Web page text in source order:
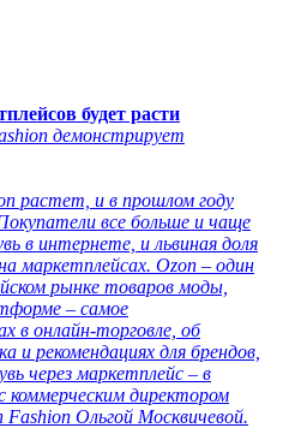
будет расти
демонстрирует
растет, и в прошлом году
все больше и чаще
в интернете, и львиная доля
маркетплейсах. Ozon – один
рынке товаров моды,
– самое
в онлайн-торговле, об
и рекомендациях для брендов,
через маркетплейс – в
коммерческим директором
Fashion Ольгой Москвичевой.